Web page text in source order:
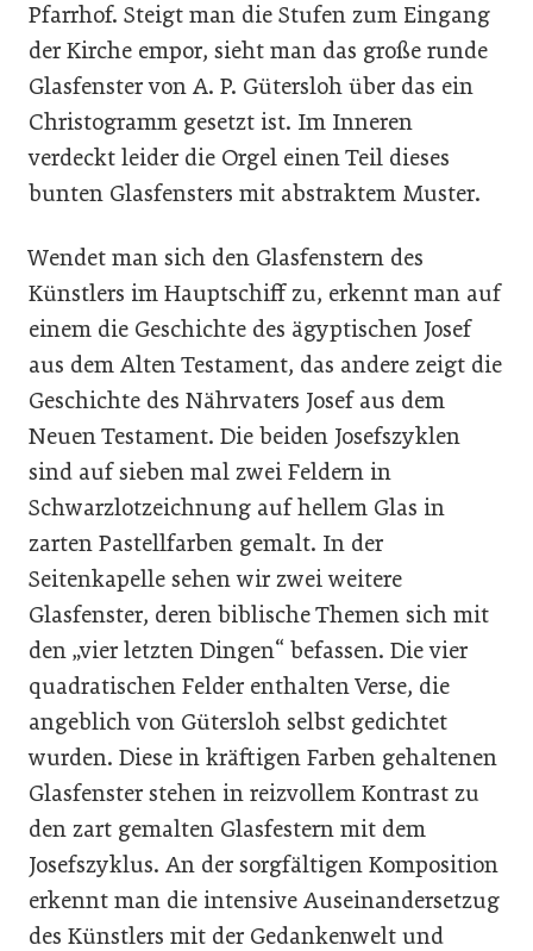
Pfarrhof. Steigt man die Stufen zum Eingang
der Kirche empor, sieht man das große runde
Glasfenster von A. P. Gütersloh über das ein
Christogramm gesetzt ist. Im Inneren
verdeckt leider die Orgel einen Teil dieses
bunten Glasfensters mit abstraktem Muster.
Wendet man sich den Glasfenstern des
Künstlers im Hauptschiff zu, erkennt man auf
einem die Geschichte des ägyptischen Josef
aus dem Alten Testament, das andere zeigt die
Geschichte des Nährvaters Josef aus dem
Neuen Testament. Die beiden Josefszyklen
sind auf sieben mal zwei Feldern in
Schwarzlotzeichnung auf hellem Glas in
zarten Pastellfarben gemalt. In der
Seitenkapelle sehen wir zwei weitere
Glasfenster, deren biblische Themen sich mit
den „vier letzten Dingen“ befassen. Die vier
quadratischen Felder enthalten Verse, die
angeblich von Gütersloh selbst gedichtet
wurden. Diese in kräftigen Farben gehaltenen
Glasfenster stehen in reizvollem Kontrast zu
den zart gemalten Glasfestern mit dem
Josefszyklus. An der sorgfältigen Komposition
erkennt man die intensive Auseinandersetzug
des Künstlers mit der Gedankenwelt und